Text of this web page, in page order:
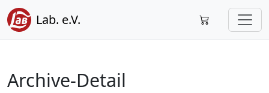
Lab. e.V.
Archive-Detail